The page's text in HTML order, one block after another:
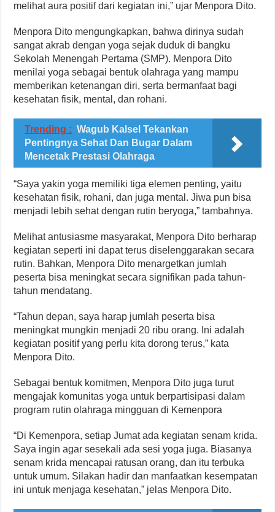
melihat aura positif dari kegiatan ini,” ujar Menpora Dito.
Menpora Dito mengungkapkan, bahwa dirinya sudah
sangat akrab dengan yoga sejak duduk di bangku
Sekolah Menengah Pertama (SMP). Menpora Dito
menilai yoga sebagai bentuk olahraga yang mampu
memberikan ketenangan diri, serta bermanfaat bagi
kesehatan fisik, mental, dan rohani.
Trending : Wagub Kalsel Tekankan
Pentingnya Sehat Dan Bugar Dalam
Mencetak Prestasi Olahraga
“Saya yakin yoga memiliki tiga elemen penting, yaitu
kesehatan fisik, rohani, dan juga mental. Jiwa pun bisa
menjadi lebih sehat dengan rutin beryoga,” tambahnya.
Melihat antusiasme masyarakat, Menpora Dito berharap
kegiatan seperti ini dapat terus diselenggarakan secara
rutin. Bahkan, Menpora Dito menargetkan jumlah
peserta bisa meningkat secara signifikan pada tahun-
tahun mendatang.
“Tahun depan, saya harap jumlah peserta bisa
meningkat mungkin menjadi 20 ribu orang. Ini adalah
kegiatan positif yang perlu kita dorong terus,” kata
Menpora Dito.
Sebagai bentuk komitmen, Menpora Dito juga turut
mengajak komunitas yoga untuk berpartisipasi dalam
program rutin olahraga mingguan di Kemenpora
“Di Kemenpora, setiap Jumat ada kegiatan senam krida.
Saya ingin agar sesekali ada sesi yoga juga. Biasanya
senam krida mencapai ratusan orang, dan itu terbuka
untuk umum. Silakan hadir dan manfaatkan kesempatan
ini untuk menjaga kesehatan,” jelas Menpora Dito.